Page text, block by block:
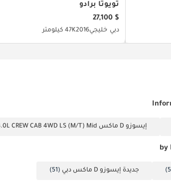
تويوتا برادو
$ 27,100
دبي خليجي201647K كيلومتر
إيسوزو D ماكس 3.0L CREW CAB 4WD LS (M/T) Mid
جديدة إيسوزو D ماكس دبي (51)